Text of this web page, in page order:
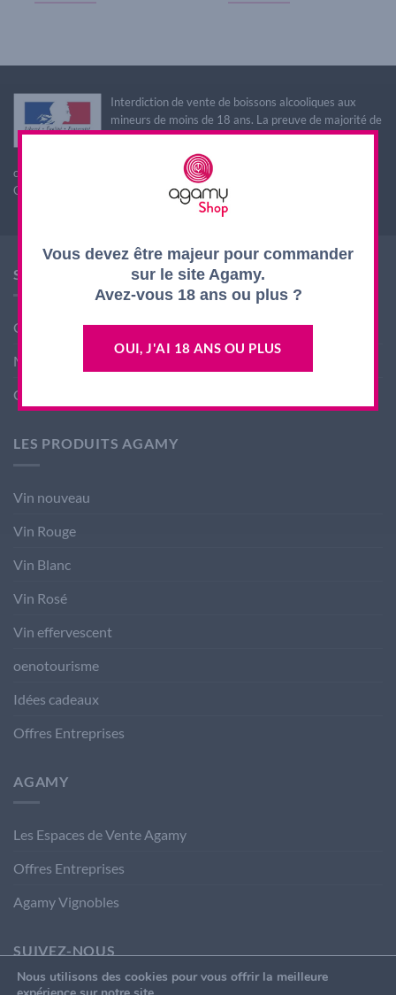
Interdiction de vente de boissons alcooliques aux
mineurs de moins de 18 ans. La preuve de majorité de
l'acheteur est exigée au moment de la vente en ligne.
L'abus d'alcool est dangereux pour la santé, à
consommer avec modération
CODE DE LA SANTE PUBLIQUE, ART. L. 3342-1 et L. 3353-3
SHOP AGAMY
Conditions générales de ventes
Mentions légales
Contact
LES PRODUITS AGAMY
Vin nouveau
Vin Rouge
Vin Blanc
Vin Rosé
Vin effervescent
oenotourisme
Idées cadeaux
Offres Entreprises
AGAMY
Les Espaces de Vente Agamy
Offres Entreprises
Agamy Vignobles
SUIVEZ-NOUS
Vous devez être majeur pour commander
sur le site Agamy.
Avez-vous 18 ans ou plus ?
OUI, J'AI 18 ANS OU PLUS
Nous utilisons des cookies pour vous offrir la meilleure